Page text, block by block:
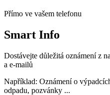
Přímo ve vašem telefonu
Smart Info
Dostávejte důležitá oznámení z
a e-mailů
Například: Oznámení o
odpadu, pozvánky ...